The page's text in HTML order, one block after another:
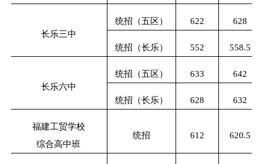
长乐三中
统招（五区） 622 628
统招（长乐） 552 558.5
长乐六中
统招（五区） 633 642
统招（长乐） 628 632
福建工贸学校
综合高中班
统招 612 620.5